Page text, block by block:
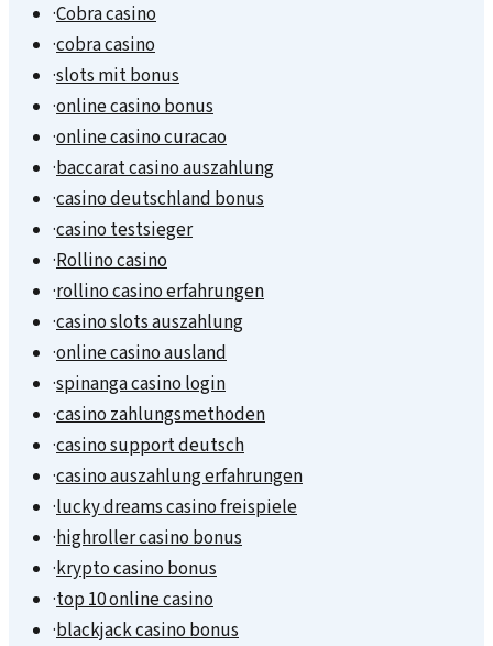
·Cobra casino
·cobra casino
·slots mit bonus
·online casino bonus
·online casino curacao
·baccarat casino auszahlung
·casino deutschland bonus
·casino testsieger
·Rollino casino
·rollino casino erfahrungen
·casino slots auszahlung
·online casino ausland
·spinanga casino login
·casino zahlungsmethoden
·casino support deutsch
·casino auszahlung erfahrungen
·lucky dreams casino freispiele
·highroller casino bonus
·krypto casino bonus
·top 10 online casino
·blackjack casino bonus